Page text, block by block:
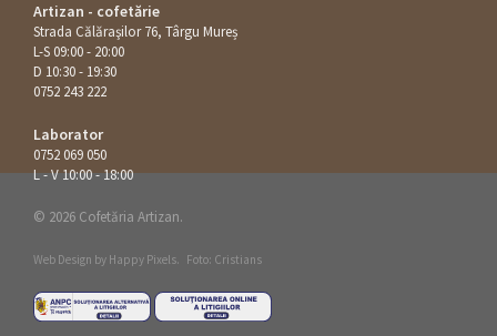
Artizan - cofetărie
Strada Călăraşilor 76, Târgu Mureș
L-S 09:00 - 20:00
D 10:30 - 19:30
0752 243 222
Laborator
0752 069 050
L - V 10:00 - 18:00
© 2026 Cofetăria Artizan.
Web Design by Happy Pixels. Foto: Cristians